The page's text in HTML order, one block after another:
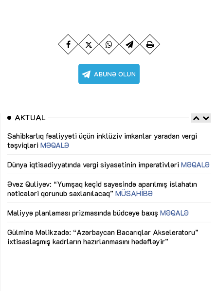
AKTUAL
Sahibkarlıq fəaliyyəti üçün inklüziv imkanlar yaradan vergi
təşviqləri MƏQALƏ
Dünya iqtisadiyyatında vergi siyasətinin imperativləri MƏQALƏ
Əvəz Quliyev: “Yumşaq keçid sayəsində aparılmış islahatın
nəticələri qorunub saxlanılacaq” MÜSAHİBƏ
Maliyyə planlaması prizmasında büdcəyə baxış MƏQALƏ
Gülminə Məlikzadə: “Azərbaycan Bacarıqlar Akseleratoru”
ixtisaslaşmış kadrların hazırlanmasını hədəfləyir”